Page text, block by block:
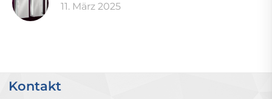
11. März 2025
Kontakt